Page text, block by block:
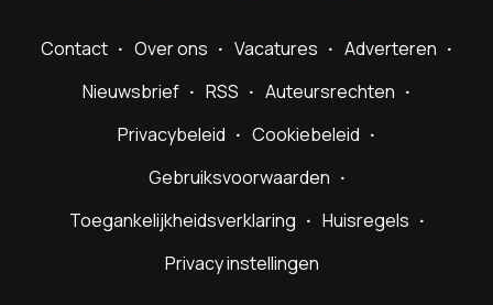
Contact Over ons Vacatures
Adverteren
Nieuwsbrief
RSS
Auteursrechten
Privacybeleid
Cookiebeleid
Gebruiksvoorwaarden
Toegankelijkheidsverklaring
Huisregels
Privacy instellingen